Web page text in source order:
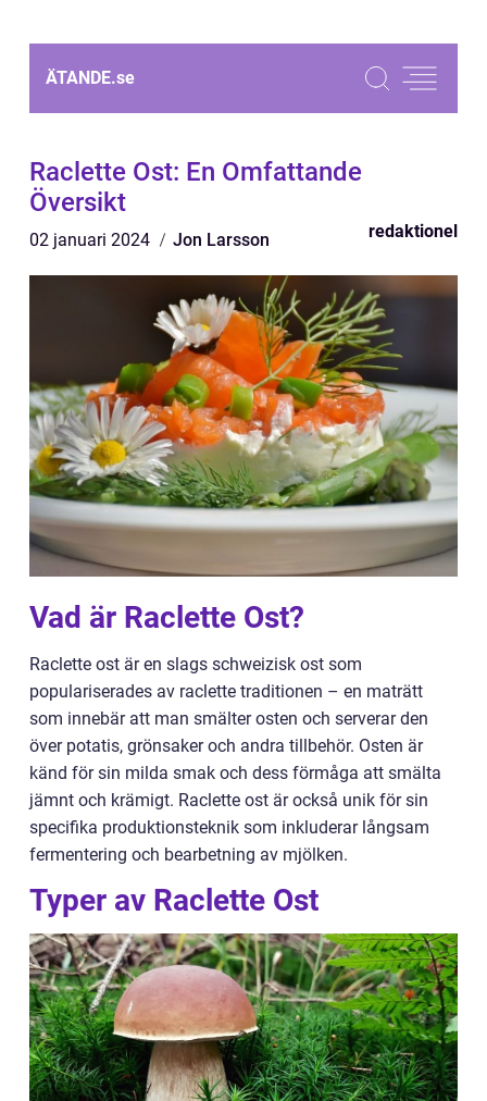
ÄTANDE.se
Raclette Ost: En Omfattande
Översikt
02 januari 2024 Jon Larsson redaktionel
Vad är Raclette Ost?
Raclette ost är en slags schweizisk ost som
populariserades av raclette traditionen – en maträtt
som innebär att man smälter osten och serverar den
över potatis, grönsaker och andra tillbehör. Osten är
känd för sin milda smak och dess förmåga att smälta
jämnt och krämigt. Raclette ost är också unik för sin
specifika produktionsteknik som inkluderar långsam
fermentering och bearbetning av mjölken.
Typer av Raclette Ost